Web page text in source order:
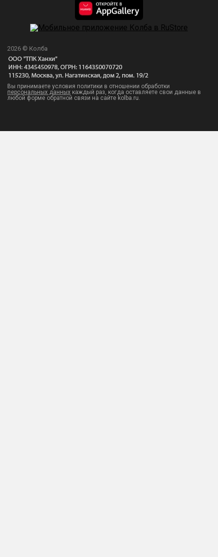
2026 © Колба
Вы принимаете условия политики в отношении обработки
персональных данных каждый раз, когда оставляете свои данные в
любой форме обратной связи на сайте kolba.ru.